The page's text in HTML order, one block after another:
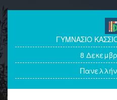
ΓΥΜΝΑΣΙΟ
8